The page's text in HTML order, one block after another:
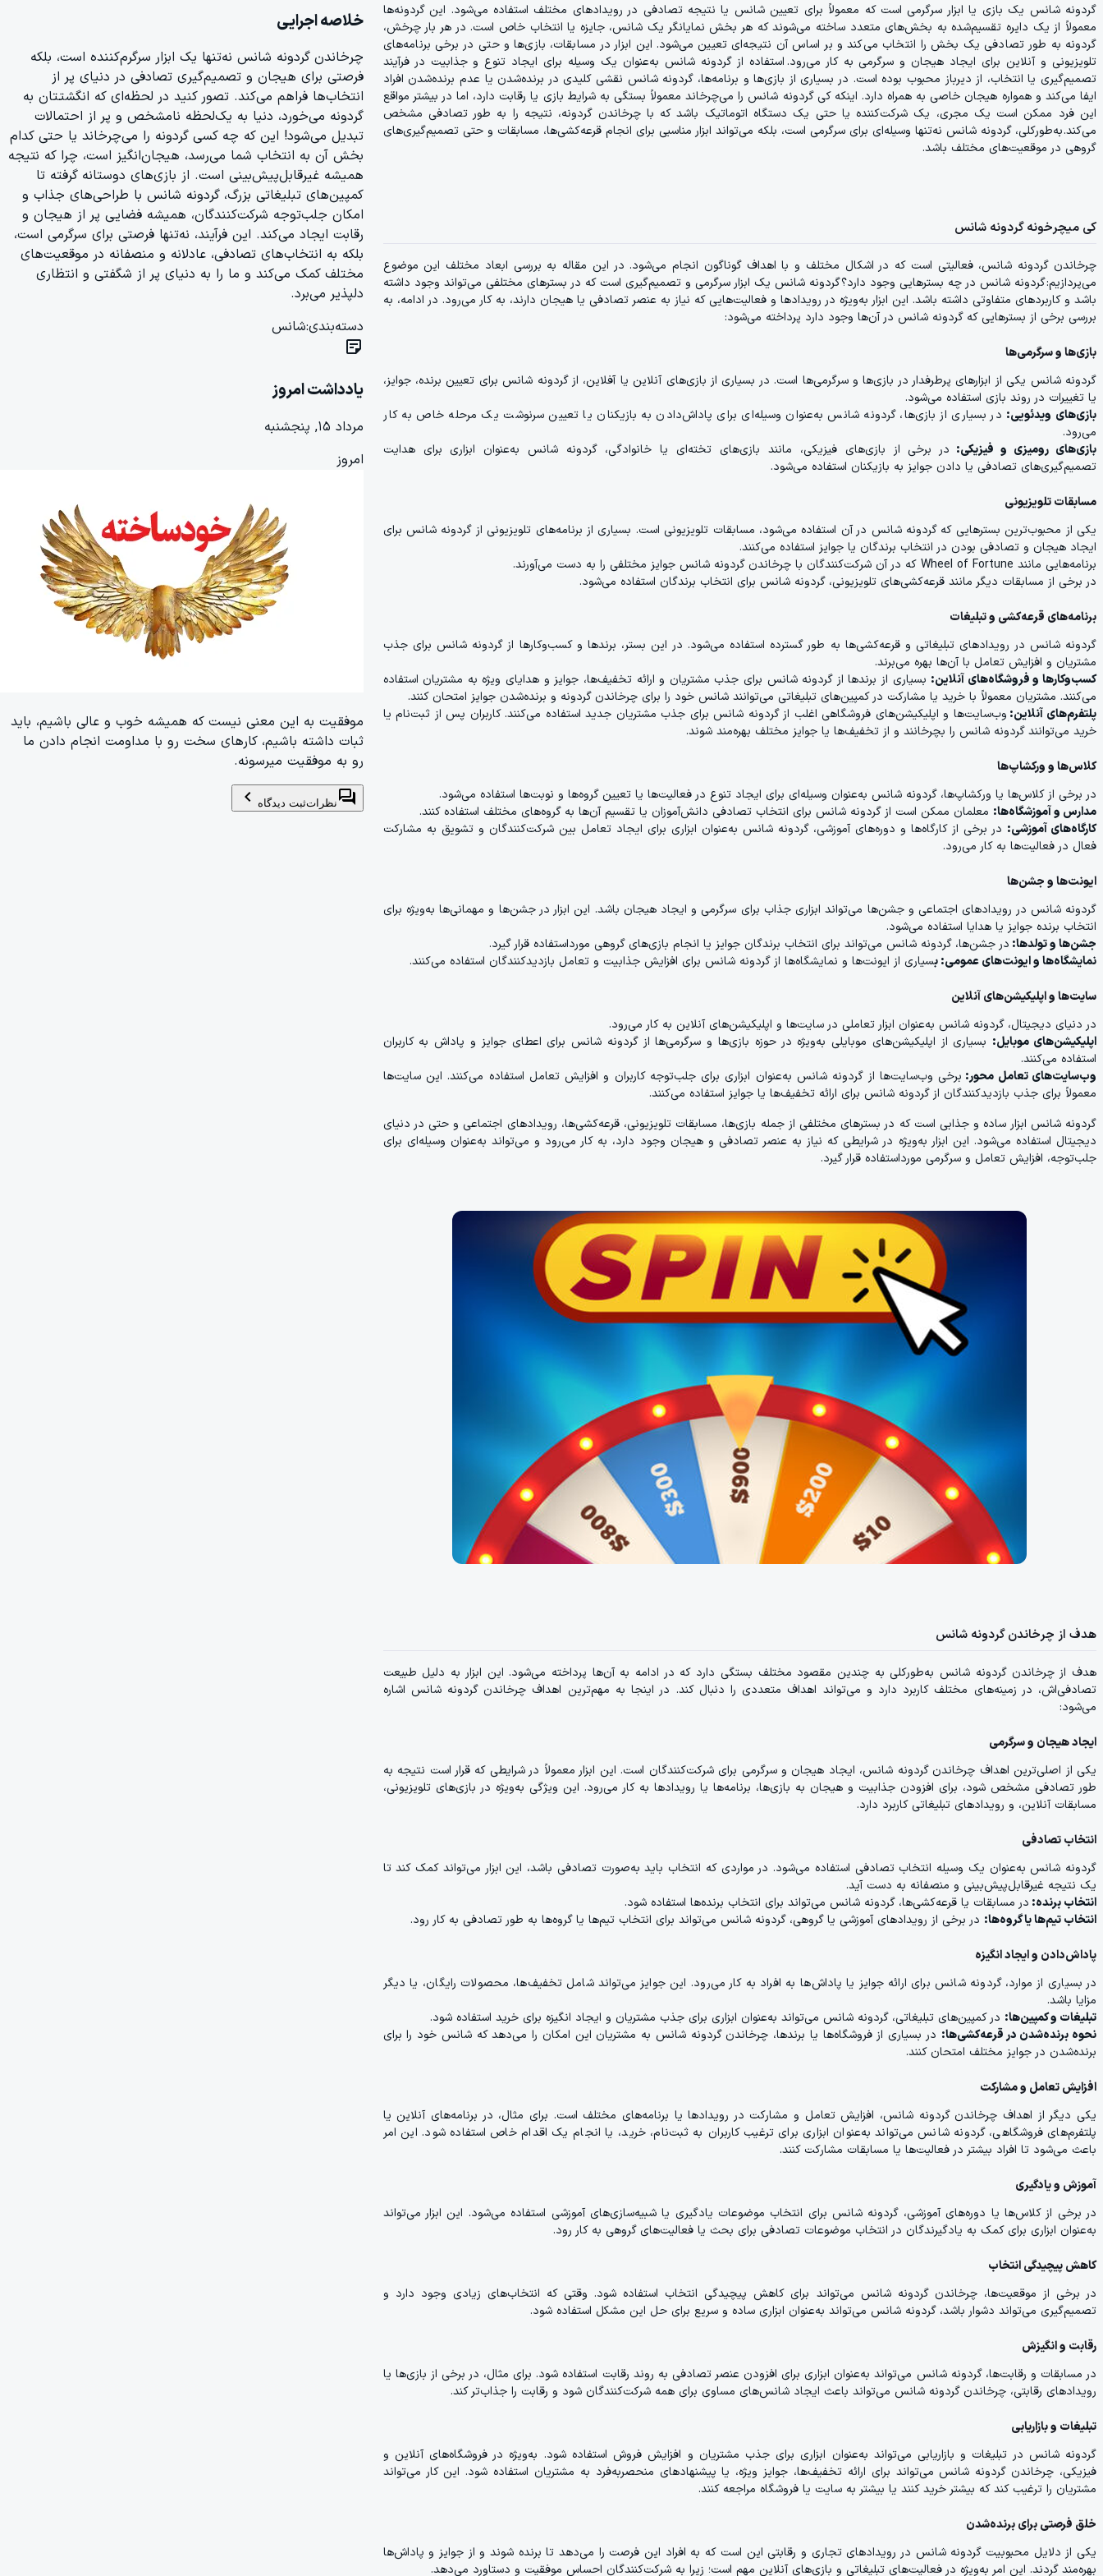
گردونه شانس یک بازی یا ابزار سرگرمی است که معمولاً برای تعیین شانس یا نتیجه تصادفی در رویدادهای مختلف استفاده می‌شود. این گردونه‌ها
معمولاً از یک دایره تقسیم‌شده به بخش‌های متعدد ساخته می‌شوند که هر بخش نمایانگر یک شانس، جایزه یا انتخاب خاص است. در هر بار چرخش،
گردونه به طور تصادفی یک بخش را انتخاب می‌کند و بر اساس آن نتیجه‌ای تعیین می‌شود. این ابزار در مسابقات، بازی‌ها و حتی در برخی برنامه‌های
تلویزیونی و آنلاین برای ایجاد هیجان و سرگرمی به کار می‌رود. استفاده از گردونه شانس به‌عنوان یک وسیله برای ایجاد تنوع و جذابیت در فرآیند
تصمیم‌گیری یا انتخاب، از دیرباز محبوب بوده است. در بسیاری از بازی‌ها و برنامه‌ها، گردونه شانس نقشی کلیدی در برنده‌شدن یا عدم برنده‌شدن افراد
ایفا می‌کند و همواره هیجان خاصی به همراه دارد. اینکه کی گردونه شانس را می‌چرخاند معمولاً بستگی به شرایط بازی یا رقابت دارد، اما در بیشتر مواقع
این فرد ممکن است یک مجری، یک شرکت‌کننده یا حتی یک دستگاه اتوماتیک باشد که با چرخاندن گردونه، نتیجه را به طور تصادفی مشخص
می‌کند. به‌طورکلی، گردونه شانس نه‌تنها وسیله‌ای برای سرگرمی است، بلکه می‌تواند ابزار مناسبی برای انجام قرعه‌کشی‌ها، مسابقات و حتی تصمیم‌گیری‌های
گروهی در موقعیت‌های مختلف باشد.
کی میچرخونه گردونه شانس
چرخاندن گردونه شانس، فعالیتی است که در اشکال مختلف و با اهداف گوناگون انجام می‌شود. در این مقاله به بررسی ابعاد مختلف این موضوع
می‌پردازیم: گردونه شانس در چه بسترهایی وجود دارد؟ گردونه شانس یک ابزار سرگرمی و تصمیم‌گیری است که در بسترهای مختلفی می‌تواند وجود داشته
باشد و کاربردهای متفاوتی داشته باشد. این ابزار به‌ویژه در رویدادها و فعالیت‌هایی که نیاز به عنصر تصادفی یا هیجان دارند، به کار می‌رود. در ادامه، به
بررسی برخی از بسترهایی که گردونه شانس در آن‌ها وجود دارد پرداخته می‌شود:
بازی‌ها و سرگرمی‌ها
گردونه شانس یکی از ابزارهای پرطرفدار در بازی‌ها و سرگرمی‌ها است. در بسیاری از بازی‌های آنلاین یا آفلاین، از گردونه شانس برای تعیین برنده، جوایز،
یا تغییرات در روند بازی استفاده می‌شود.
بازی‌های ویدئویی: در بسیاری از بازی‌ها، گردونه شانس به‌عنوان وسیله‌ای برای پاداش‌دادن به بازیکنان یا تعیین سرنوشت یک مرحله خاص به کار
می‌رود.
بازی‌های رومیزی و فیزیکی: در برخی از بازی‌های فیزیکی، مانند بازی‌های تخته‌ای یا خانوادگی، گردونه شانس به‌عنوان ابزاری برای هدایت
تصمیم‌گیری‌های تصادفی یا دادن جوایز به بازیکنان استفاده می‌شود.
مسابقات تلویزیونی
یکی از محبوب‌ترین بسترهایی که گردونه شانس در آن استفاده می‌شود، مسابقات تلویزیونی است. بسیاری از برنامه‌های تلویزیونی از گردونه شانس برای
ایجاد هیجان و تصادفی بودن در انتخاب برندگان یا جوایز استفاده می‌کنند.
برنامه‌هایی مانند Wheel of Fortune که در آن شرکت‌کنندگان با چرخاندن گردونه شانس جوایز مختلفی را به دست می‌آورند.
در برخی از مسابقات دیگر مانند قرعه‌کشی‌های تلویزیونی، گردونه شانس برای انتخاب برندگان استفاده می‌شود.
برنامه‌های قرعه‌کشی و تبلیغات
گردونه شانس در رویدادهای تبلیغاتی و قرعه‌کشی‌ها به طور گسترده استفاده می‌شود. در این بستر، برندها و کسب‌وکارها از گردونه شانس برای جذب
مشتریان و افزایش تعامل با آن‌ها بهره می‌برند.
کسب‌وکارها و فروشگاه‌های آنلاین: بسیاری از برندها از گردونه شانس برای جذب مشتریان و ارائه تخفیف‌ها، جوایز و هدایای ویژه به مشتریان استفاده
می‌کنند. مشتریان معمولاً با خرید یا مشارکت در کمپین‌های تبلیغاتی می‌توانند شانس خود را برای چرخاندن گردونه و برنده‌شدن جوایز امتحان کنند.
پلتفرم‌های آنلاین: وب‌سایت‌ها و اپلیکیشن‌های فروشگاهی اغلب از گردونه شانس برای جذب مشتریان جدید استفاده می‌کنند. کاربران پس از ثبت‌نام یا
خرید می‌توانند گردونه شانس را بچرخانند و از تخفیف‌ها یا جوایز مختلف بهره‌مند شوند.
کلاس‌ها و ورکشاپ‌ها
در برخی از کلاس‌ها یا ورکشاپ‌ها، گردونه شانس به‌عنوان وسیله‌ای برای ایجاد تنوع در فعالیت‌ها یا تعیین گروه‌ها و نوبت‌ها استفاده می‌شود.
مدارس و آموزشگاه‌ها: معلمان ممکن است از گردونه شانس برای انتخاب تصادفی دانش‌آموزان یا تقسیم آن‌ها به گروه‌های مختلف استفاده کنند.
کارگاه‌های آموزشی: در برخی از کارگاه‌ها و دوره‌های آموزشی، گردونه شانس به‌عنوان ابزاری برای ایجاد تعامل بین شرکت‌کنندگان و تشویق به مشارکت
فعال در فعالیت‌ها به کار می‌رود.
ایونت‌ها و جشن‌ها
گردونه شانس در رویدادهای اجتماعی و جشن‌ها می‌تواند ابزاری جذاب برای سرگرمی و ایجاد هیجان باشد. این ابزار در جشن‌ها و مهمانی‌ها به‌ویژه برای
انتخاب برنده جوایز یا هدایا استفاده می‌شود.
جشن‌ها و تولدها: در جشن‌ها، گردونه شانس می‌تواند برای انتخاب برندگان جوایز یا انجام بازی‌های گروهی مورداستفاده قرار گیرد.
نمایشگاه‌ها و ایونت‌های عمومی: بسیاری از ایونت‌ها و نمایشگاه‌ها از گردونه شانس برای افزایش جذابیت و تعامل بازدیدکنندگان استفاده می‌کنند.
سایت‌ها و اپلیکیشن‌های آنلاین
در دنیای دیجیتال، گردونه شانس به‌عنوان ابزار تعاملی در سایت‌ها و اپلیکیشن‌های آنلاین به کار می‌رود.
اپلیکیشن‌های موبایل: بسیاری از اپلیکیشن‌های موبایلی به‌ویژه در حوزه بازی‌ها و سرگرمی‌ها از گردونه شانس برای اعطای جوایز و پاداش به کاربران
استفاده می‌کنند.
وب‌سایت‌های تعامل محور: برخی وب‌سایت‌ها از گردونه شانس به‌عنوان ابزاری برای جلب‌توجه کاربران و افزایش تعامل استفاده می‌کنند. این سایت‌ها
معمولاً برای جذب بازدیدکنندگان از گردونه شانس برای ارائه تخفیف‌ها یا جوایز استفاده می‌کنند.
گردونه شانس ابزار ساده و جذابی است که در بسترهای مختلفی از جمله بازی‌ها، مسابقات تلویزیونی، قرعه‌کشی‌ها، رویدادهای اجتماعی و حتی در دنیای
دیجیتال استفاده می‌شود. این ابزار به‌ویژه در شرایطی که نیاز به عنصر تصادفی و هیجان وجود دارد، به کار می‌رود و می‌تواند به‌عنوان وسیله‌ای برای
جلب‌توجه، افزایش تعامل و سرگرمی مورداستفاده قرار گیرد.
هدف از چرخاندن گردونه شانس
هدف از چرخاندن گردونه شانس به‌طورکلی به چندین مقصود مختلف بستگی دارد که در ادامه به آن‌ها پرداخته می‌شود. این ابزار به دلیل طبیعت
تصادفی‌اش، در زمینه‌های مختلف کاربرد دارد و می‌تواند اهداف متعددی را دنبال کند. در اینجا به مهم‌ترین اهداف چرخاندن گردونه شانس اشاره
می‌شود:
ایجاد هیجان و سرگرمی
یکی از اصلی‌ترین اهداف چرخاندن گردونه شانس، ایجاد هیجان و سرگرمی برای شرکت‌کنندگان است. این ابزار معمولاً در شرایطی که قرار است نتیجه به
طور تصادفی مشخص شود، برای افزودن جذابیت و هیجان به بازی‌ها، برنامه‌ها یا رویدادها به کار می‌رود. این ویژگی به‌ویژه در بازی‌های تلویزیونی،
مسابقات آنلاین، و رویدادهای تبلیغاتی کاربرد دارد.
انتخاب تصادفی
گردونه شانس به‌عنوان یک وسیله انتخاب تصادفی استفاده می‌شود. در مواردی که انتخاب باید به‌صورت تصادفی باشد، این ابزار می‌تواند کمک کند تا
یک نتیجه غیرقابل‌پیش‌بینی و منصفانه به دست آید.
انتخاب برنده: در مسابقات یا قرعه‌کشی‌ها، گردونه شانس می‌تواند برای انتخاب برنده‌ها استفاده شود.
انتخاب تیم‌ها یا گروه‌ها: در برخی از رویدادهای آموزشی یا گروهی، گردونه شانس می‌تواند برای انتخاب تیم‌ها یا گروه‌ها به طور تصادفی به کار رود.
پاداش‌دادن و ایجاد انگیزه
در بسیاری از موارد، گردونه شانس برای ارائه جوایز یا پاداش‌ها به افراد به کار می‌رود. این جوایز می‌تواند شامل تخفیف‌ها، محصولات رایگان، یا دیگر
مزایا باشد.
تبلیغات و کمپین‌ها: در کمپین‌های تبلیغاتی، گردونه شانس می‌تواند به‌عنوان ابزاری برای جذب مشتریان و ایجاد انگیزه برای خرید استفاده شود.
نحوه برنده‌شدن در قرعه‌کشی‌ها: در بسیاری از فروشگاه‌ها یا برندها، چرخاندن گردونه شانس به مشتریان این امکان را می‌دهد که شانس خود را برای
برنده‌شدن در جوایز مختلف امتحان کنند.
افزایش تعامل و مشارکت
یکی دیگر از اهداف چرخاندن گردونه شانس، افزایش تعامل و مشارکت در رویدادها یا برنامه‌های مختلف است. برای مثال، در برنامه‌های آنلاین یا
پلتفرم‌های فروشگاهی، گردونه شانس می‌تواند به‌عنوان ابزاری برای ترغیب کاربران به ثبت‌نام، خرید، یا انجام یک اقدام خاص استفاده شود. این امر
باعث می‌شود تا افراد بیشتر در فعالیت‌ها یا مسابقات مشارکت کنند.
آموزش و یادگیری
در برخی از کلاس‌ها یا دوره‌های آموزشی، گردونه شانس برای انتخاب موضوعات یادگیری یا شبیه‌سازی‌های آموزشی استفاده می‌شود. این ابزار می‌تواند
به‌عنوان ابزاری برای کمک به یادگیرندگان در انتخاب موضوعات تصادفی برای بحث یا فعالیت‌های گروهی به کار رود.
کاهش پیچیدگی انتخاب
در برخی از موقعیت‌ها، چرخاندن گردونه شانس می‌تواند برای کاهش پیچیدگی انتخاب استفاده شود. وقتی که انتخاب‌های زیادی وجود دارد و
تصمیم‌گیری می‌تواند دشوار باشد، گردونه شانس می‌تواند به‌عنوان ابزاری ساده و سریع برای حل این مشکل استفاده شود.
رقابت و انگیزش
در مسابقات و رقابت‌ها، گردونه شانس می‌تواند به‌عنوان ابزاری برای افزودن عنصر تصادفی به روند رقابت استفاده شود. برای مثال، در برخی از بازی‌ها یا
رویدادهای رقابتی، چرخاندن گردونه شانس می‌تواند باعث ایجاد شانس‌های مساوی برای همه شرکت‌کنندگان شود و رقابت را جذاب‌تر کند.
تبلیغات و بازاریابی
گردونه شانس در تبلیغات و بازاریابی می‌تواند به‌عنوان ابزاری برای جذب مشتریان و افزایش فروش استفاده شود. به‌ویژه در فروشگاه‌های آنلاین و
فیزیکی، چرخاندن گردونه شانس می‌تواند برای ارائه تخفیف‌ها، جوایز ویژه، یا پیشنهادهای منحصربه‌فرد به مشتریان استفاده شود. این کار می‌تواند
مشتریان را ترغیب کند که بیشتر خرید کنند یا بیشتر به سایت یا فروشگاه مراجعه کنند.
خلق فرصتی برای برنده‌شدن
یکی از دلایل محبوبیت گردونه شانس در رویدادهای تجاری و رقابتی این است که به افراد این فرصت را می‌دهد تا برنده شوند و از جوایز و پاداش‌ها
بهره‌مند گردند. این امر به‌ویژه در فعالیت‌های تبلیغاتی و بازی‌های آنلاین مهم است؛ زیرا به شرکت‌کنندگان احساس موفقیت و دستاورد می‌دهد.
خلاصه اجرایی
چرخاندن گردونه شانس نه‌تنها یک ابزار سرگرم‌کننده است، بلکه
فرصتی برای هیجان و تصمیم‌گیری تصادفی در دنیای پر از
انتخاب‌ها فراهم می‌کند. تصور کنید در لحظه‌ای که انگشتتان به
گردونه می‌خورد، دنیا به یک‌لحظه نامشخص و پر از احتمالات
تبدیل می‌شود! این که چه کسی گردونه را می‌چرخاند یا حتی کدام
بخش آن به انتخاب شما می‌رسد، هیجان‌انگیز است، چرا که نتیجه
همیشه غیرقابل‌پیش‌بینی است. از بازی‌های دوستانه گرفته تا
کمپین‌های تبلیغاتی بزرگ، گردونه شانس با طراحی‌های جذاب و
امکان جلب‌توجه شرکت‌کنندگان، همیشه فضایی پر از هیجان و
رقابت ایجاد می‌کند. این فرآیند، نه‌تنها فرصتی برای سرگرمی است،
بلکه به انتخاب‌های تصادفی، عادلانه و منصفانه در موقعیت‌های
مختلف کمک می‌کند و ما را به دنیای پر از شگفتی و انتظاری
دلپذیر می‌برد.
دسته‌بندی:شانس
sticky_note_2
یادداشت امروز
مرداد ۱۵, پنجشنبه
امروز
موفقیت به این معنی نیست که همیشه خوب و عالی باشیم، باید
ثبات داشته باشیم، کارهای سخت رو با مداومت انجام دادن ما
رو به موفقیت میرسونه.
forum نظراتثبت دیدگاه chevron_left